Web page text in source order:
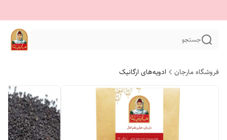
جستجو
فروشگاه مارجان ادویه‌های ارگانیک